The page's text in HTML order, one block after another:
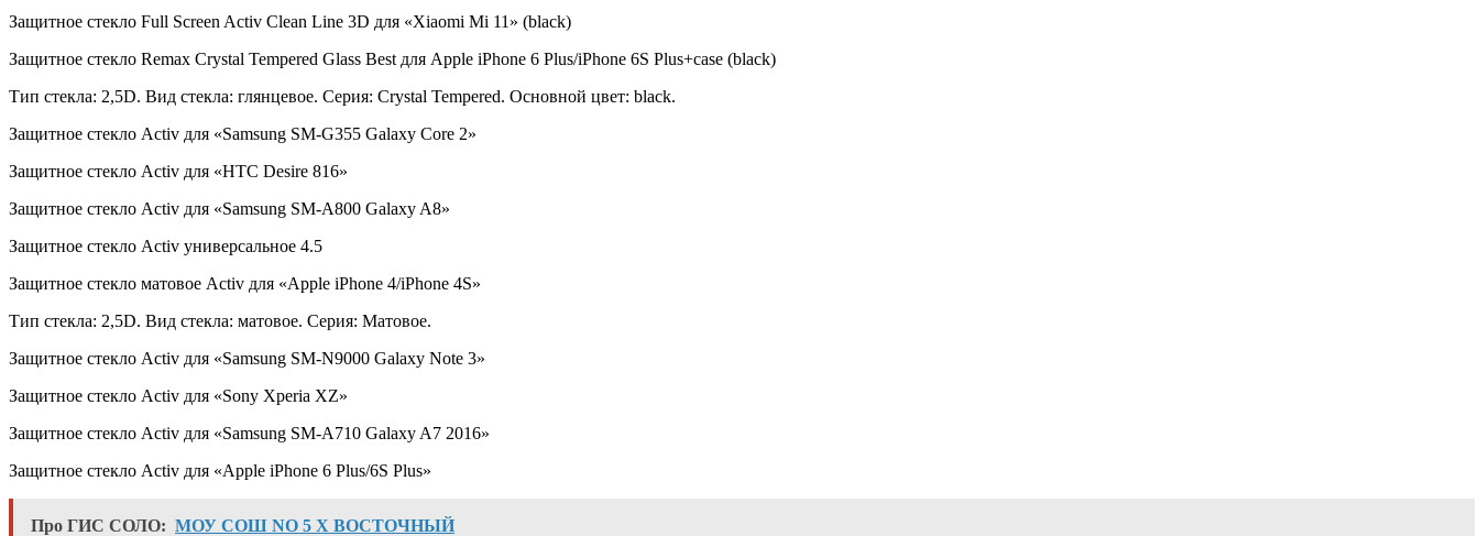
Защитное стекло Full Screen Activ Clean Line 3D для «Xiaomi Mi 11» (black)
Защитное стекло Remax Crystal Tempered Glass Best для Apple iPhone 6 Plus/iPhone 6S Plus+case (black)
Тип стекла: 2,5D. Вид стекла: глянцевое. Серия: Crystal Tempered. Основной цвет: black.
Защитное стекло Activ для «Samsung SM-G355 Galaxy Core 2»
Защитное стекло Activ для «HTC Desire 816»
Защитное стекло Activ для «Samsung SM-A800 Galaxy A8»
Защитное стекло Activ универсальное 4.5
Защитное стекло матовое Activ для «Apple iPhone 4/iPhone 4S»
Тип стекла: 2,5D. Вид стекла: матовое. Серия: Матовое.
Защитное стекло Activ для «Samsung SM-N9000 Galaxy Note 3»
Защитное стекло Activ для «Sony Xperia XZ»
Защитное стекло Activ для «Samsung SM-A710 Galaxy A7 2016»
Защитное стекло Activ для «Apple iPhone 6 Plus/6S Plus»
Про ГИС СОЛО: МОУ СОШ NO 5 Х ВОСТОЧНЫЙ